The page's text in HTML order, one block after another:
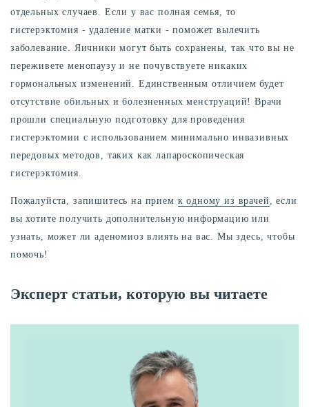
отдельных случаев. Если у вас полная семья, то
гистерэктомия - удаление матки - поможет вылечить
заболевание. Яичники могут быть сохранены, так что вы не
переживете менопаузу и не почувствуете никаких
гормональных изменений. Единственным отличием будет
отсутствие обильных и болезненных менструаций! Врачи
прошли специальную подготовку для проведения
гистерэктомии с использованием минимально инвазивных
передовых методов, таких как лапароскопическая
гистерэктомия.
Пожалуйста, запишитесь на прием к одному из врачей , если
вы хотите получить дополнительную информацию или
узнать, может ли аденомиоз влиять на вас. Мы здесь, чтобы
помочь!
Эксперт статьи, которую вы читаете